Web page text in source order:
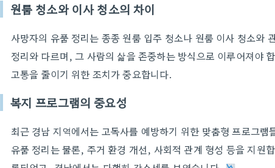
원룸 청소와 이사 청소의 차이
사망자의 유품 정리는 종종 원룸 입주 청소나 원룸 이사 청소와
정리와 다르며, 그 사람의 삶을 존중하는 방식으로 이루어져야
고통을 줄이기 위한 조치가 중요합니다.
복지 프로그램의 중요성
최근 경남 지역에서는 고독사를 예방하기 위한 맞춤형 프로그
유품 정리는 물론, 주거 환경 개선, 사회적 관계 형성 등을 지